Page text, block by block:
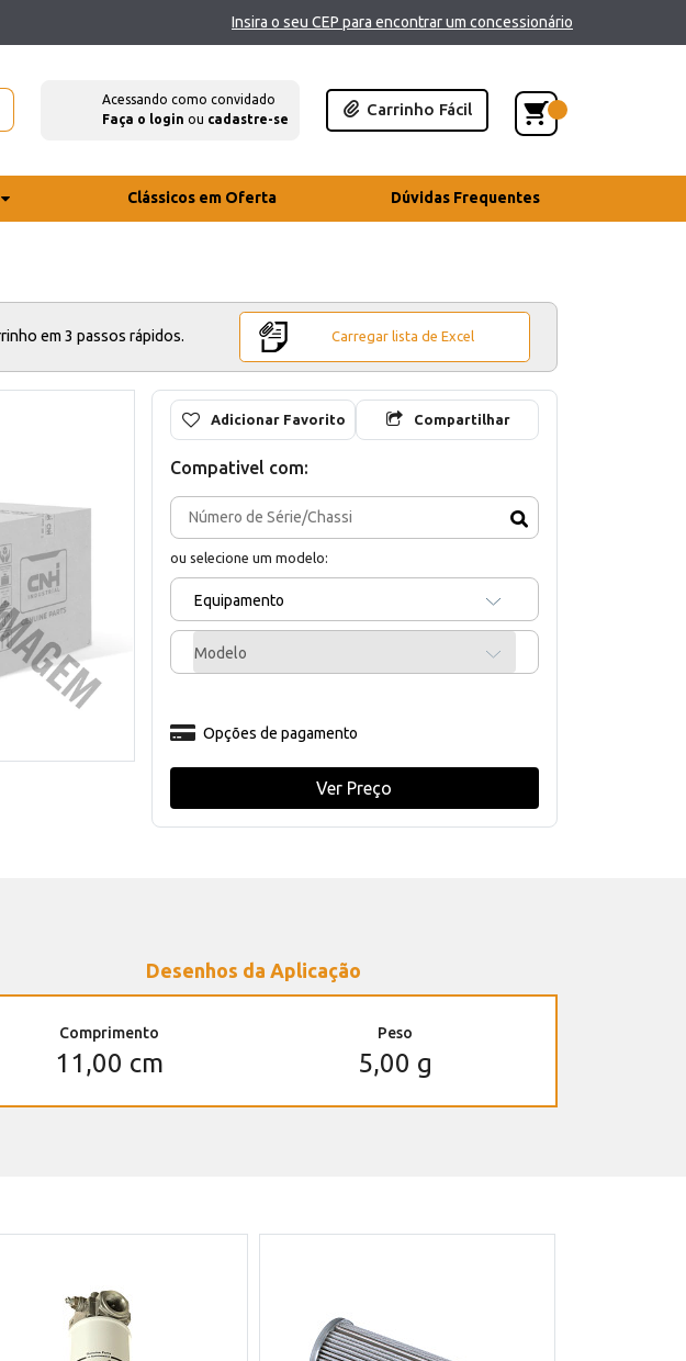
Insira o seu CEP para encontrar um concessionário
Acessando como convidado
Faça o login ou cadastre-se
Carrinho Fácil
Clássicos em Oferta Dúvidas Frequentes
em 3 passos rápidos. Carregar lista de Excel
Adicionar Favorito Compartilhar
Compativel com:
ou selecione um modelo:
Equipamento
Modelo
Opções de pagamento
Ver Preço
Desenhos da Aplicação
Comprimento
11,00 cm
Peso
5,00 g